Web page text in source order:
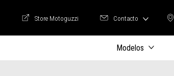
Store Motoguzzi
Store Motoguzzi Contacto
Modelos